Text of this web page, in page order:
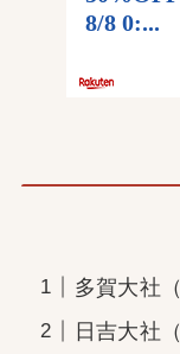
多賀大社
日吉大社